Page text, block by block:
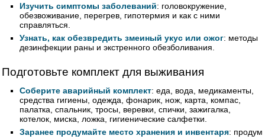
Изучить симптомы заболеваний: головокружение,
обезвоживание, перегрев, гипотермия и как с ними
справляться.
Узнать, как обезвредить змеиный укус или ожог: методы
дезинфекции раны и экстренного обезболивания.
Подготовьте комплект для выживания
Соберите аварийный комплект: еда, вода, медикаменты,
средства гигиены, одежда, фонарик, нож, карта, компас,
палатка, спальник, тросы, веревки, спички, зажигалка,
котелок, миска, ложка, гигиенические салфетки.
Заранее продумайте место хранения и инвентаря: продум